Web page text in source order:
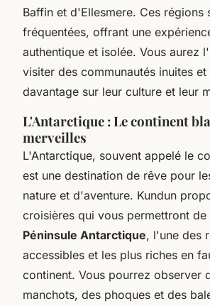
Baffin et d'Ellesmere. Ces régions
fréquentées, offrant une
authentique et isolée. Vous aurez
visiter des communautés inuites
davantage sur leur culture et leur
L'Antarctique : Le continent
merveilles
L'Antarctique, souvent appelé le
est une destination de rêve pour
nature et d'aventure. Kundun
croisières qui vous permettront
Péninsule Antarctique, l'une des
accessibles et les plus riches en
continent. Vous pourrez observer
manchots, des phoques et des